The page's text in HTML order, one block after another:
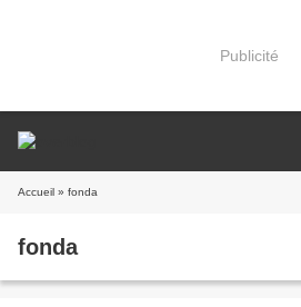
Publicité
Accueil » fonda
fonda